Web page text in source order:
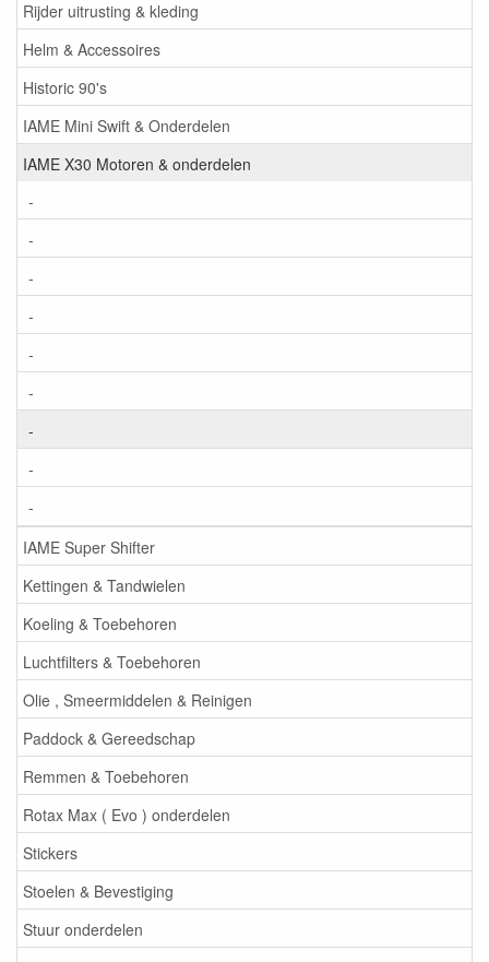
Rijder uitrusting & kleding
Helm & Accessoires
Historic 90's
IAME Mini Swift & Onderdelen
IAME X30 Motoren & onderdelen
-
-
-
-
-
-
-
-
-
IAME Super Shifter
Kettingen & Tandwielen
Koeling & Toebehoren
Luchtfilters & Toebehoren
Olie , Smeermiddelen & Reinigen
Paddock & Gereedschap
Remmen & Toebehoren
Rotax Max ( Evo ) onderdelen
Stickers
Stoelen & Bevestiging
Stuur onderdelen